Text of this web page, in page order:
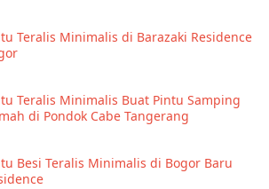
Teralis Minimalis di Barazaki Residence
Teralis Minimalis Buat Pintu Samping
di Pondok Cabe Tangerang
Besi Teralis Minimalis di Bogor Baru